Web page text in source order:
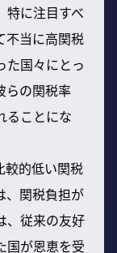
特に注目すべ
不当に高関税
た国々にとっ
らの関税率
ることにな
較的低い関税
、関税負担が
、従来の友好
国が恩恵を受